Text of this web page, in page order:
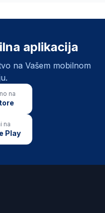
aplikacija
na Vašem mobilnom
na
na
Play